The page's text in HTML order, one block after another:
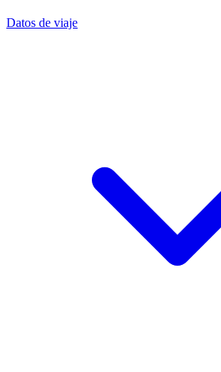
Datos de viaje